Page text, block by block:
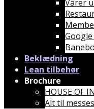
Varer
Google
Beklædning
Lean tilbehør
Brochure
HOUSE OF
Alt til